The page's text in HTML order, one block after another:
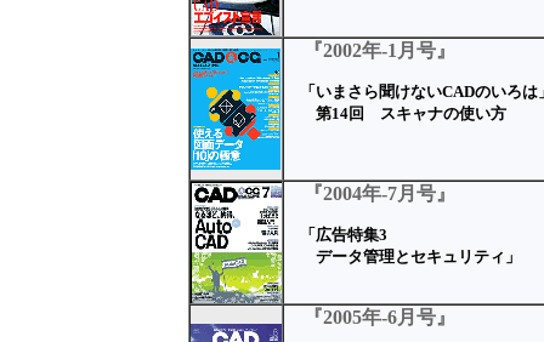
『2002年-1月号』
「いまさら聞けないCADのいろは
第14回 スキャナの使い方
『2004年-7月号』
「広告特集3
データ管理とセキュリティ」
『2005年-6月号』